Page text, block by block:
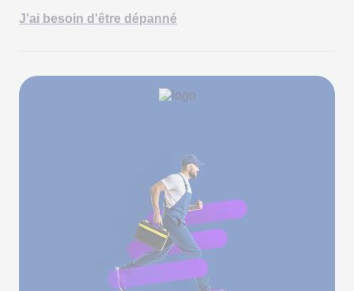
J'ai besoin d'être dépanné